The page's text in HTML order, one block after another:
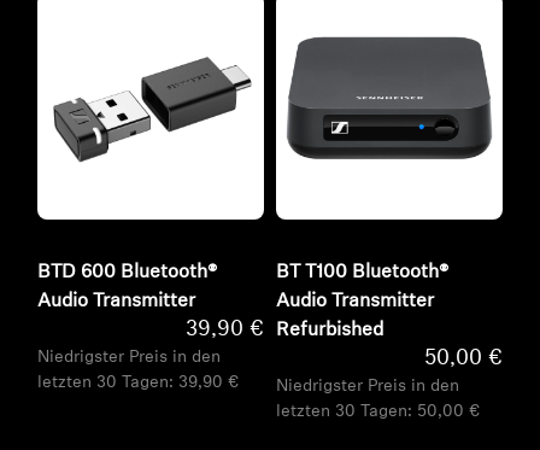
BTD 600 Bluetooth®
Audio Transmitter
39,90 €
Niedrigster Preis in den
letzten 30 Tagen: 39,90 €
BT T100 Bluetooth®
Audio Transmitter
Refurbished
50,00 €
Niedrigster Preis in den
letzten 30 Tagen: 50,00 €